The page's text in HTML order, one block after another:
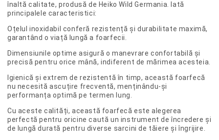
înaltă calitate, produsă de Heiko Wild Germania. Iată
principalele caracteristici:
Oțelul inoxidabil conferă rezistență și durabilitate maximă,
garantând o viață lungă a foarfecii.
Dimensiunile optime asigură o manevrare confortabilă și
precisă pentru orice mână, indiferent de mărimea acesteia.
Igienică și extrem de rezistentă în timp, această foarfecă
nu necesită ascuțire frecventă, menținându-și
performanța optimă pe termen lung.
Cu aceste calități, această foarfecă este alegerea
perfectă pentru oricine caută un instrument de încredere și
de lungă durată pentru diverse sarcini de tăiere și îngrijire.